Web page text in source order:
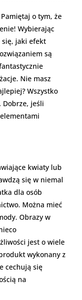
o tym, że
Wybierając
się, jaki efekt
są
Nie masz
Wszystko
jeśli
kwiaty lub
się w niemal
dla osób
Można mieć
Obrazy w
jest o wiele
wykonany z
cechują się
na